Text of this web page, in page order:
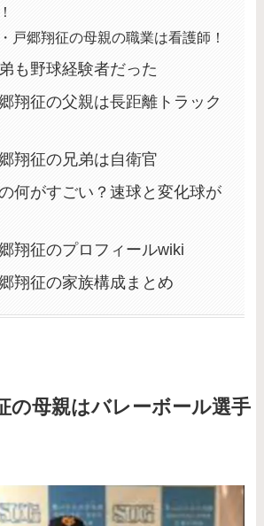
戸郷翔征の母親の職業は看護師！
も野球経験者だった
翔征の父親は長距離トラック
翔征の兄弟は自衛官
何がすごい？速球と変化球が
翔征のプロフィールwiki
翔征の家族構成まとめ
の母親はバレーボール選手